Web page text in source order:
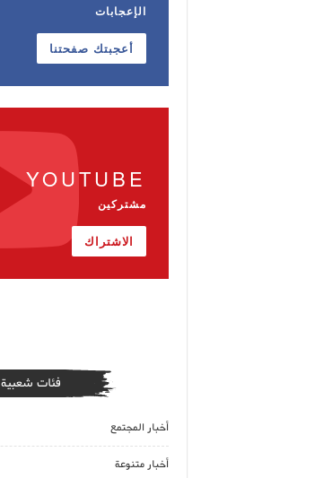
الإعجابات
أعجبتك صفحتنا
YOUTUBE
مشتركين
الاشتراك
فئات شعبية
أخبار المجتمع
أخبار متنوعة